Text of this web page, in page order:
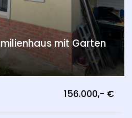
mit Garten
156.000,- €